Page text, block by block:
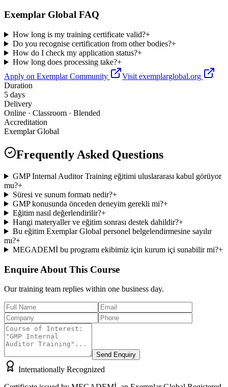
Exemplar Global FAQ
How long is my training certificate valid?+
Do you recognise certification from other bodies?+
How do I check my application status?+
How long does processing take?+
Apply on Exemplar Community
Visit exemplarglobal.org
Duration
5 days
Delivery
Online · Classroom · Blended
Accreditation
Exemplar Global
Frequently Asked Questions
GMP Internal Auditor Training eğitimi uluslararası kabul görüyor
mu?+
Süresi ve sunum formatı nedir?+
GMP konusunda önceden deneyim gerekli mi?+
Eğitim nasıl değerlendirilir?+
Hangi materyaller ve eğitim sonrası destek dahildir?+
Bu eğitim Exemplar Global personel belgelendirmesine sayılır
mı?+
MEGADEMİ bu programı ekibimiz için kurum içi sunabilir mi?+
Enquire About This Course
Our training team replies within one business day.
Send Enquiry
Internationally Recognized